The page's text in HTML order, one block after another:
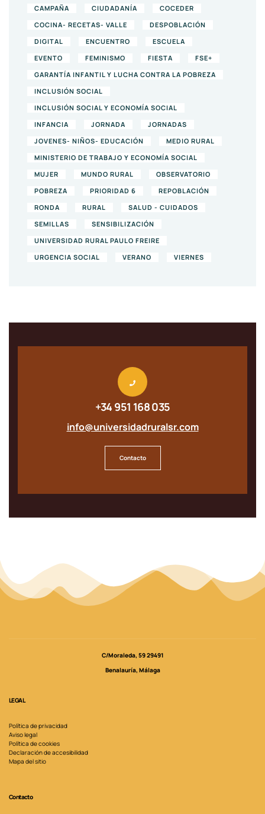
CAMPAÑA
CIUDADANÍA
COCEDER
COCINA- RECETAS- VALLE
DESPOBLACIÓN
DIGITAL
ENCUENTRO
ESCUELA
EVENTO
FEMINISMO FIESTA
FSE+
GARANTÍA INFANTIL Y LUCHA CONTRA LA POBREZA
INCLUSIÓN SOCIAL
INCLUSIÓN SOCIAL Y ECONOMÍA SOCIAL
INFANCIA
JORNADA
JORNADAS
JOVENES- NIÑOS- EDUCACIÓN
MEDIO RURAL
MINISTERIO DE TRABAJO Y ECONOMÍA SOCIAL
MUJER
MUNDO RURAL
OBSERVATORIO
POBREZA
PRIORIDAD 6
REPOBLACIÓN
RONDA
RURAL
SALUD - CUIDADOS
SEMILLAS
SENSIBILIZACIÓN
UNIVERSIDAD RURAL PAULO FREIRE
URGENCIA SOCIAL
VERANO VIERNES
+34 951 168 035
info@universidadruralsr.com
Contacto
C/Moraleda, 59 29491
Benalauría, Málaga
LEGAL
Política de privacidad
Aviso legal
Política de cookies
Declaración de accesibilidad
Mapa del sitio
Contacto